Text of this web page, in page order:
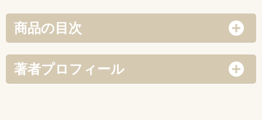
商品の目次
著者プロフィール